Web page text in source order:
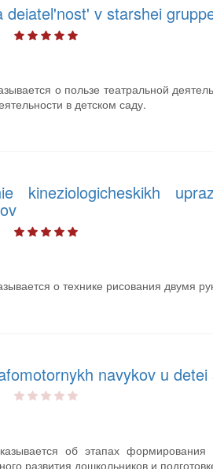
deiatel'nost' v starshei
о пользе театральной
в детском саду.
kineziologicheskikh
о технике рисования двумя
navykov u
об этапах
развития дошкольников и